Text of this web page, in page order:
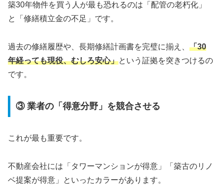
築30年物件を買う人が最も恐れるのは「配管の老朽化」
と「修繕積立金の不足」です。
過去の修繕履歴や、長期修繕計画書を完璧に揃え、 「30
年経っても現役、むしろ安心」という証拠を突きつけるの
です。
③ 業者の「得意分野」を競合させる
これが最も重要です。
不動産会社には「タワーマンションが得意」「築古のリノ
ベ提案が得意」といったカラーがあります。